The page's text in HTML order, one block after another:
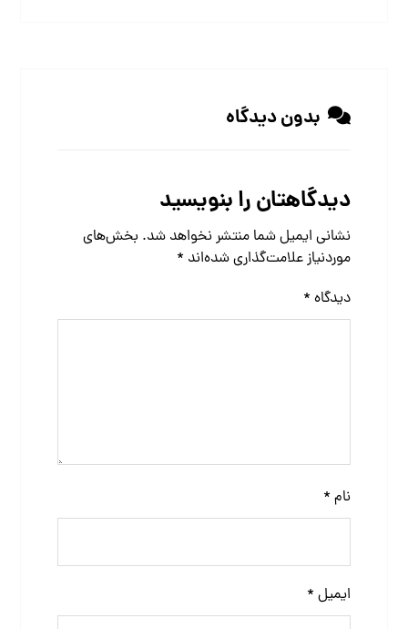
بدون دیدگاه
دیدگاهتان را بنویسید
نشانی ایمیل شما منتشر نخواهد شد. بخش‌های
موردنیاز علامت‌گذاری شده‌اند *
دیدگاه *
نام *
ایمیل *